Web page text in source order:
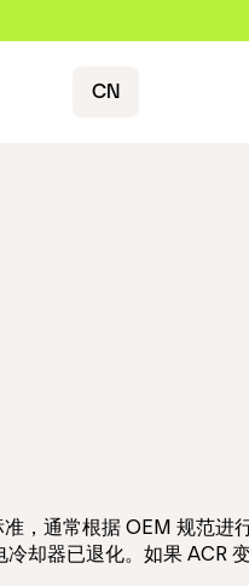
CN
，通常根据 OEM 规范进
却器已退化。如果 ACR